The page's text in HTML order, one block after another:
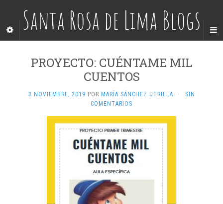
Santa Rosa de Lima Blogs
PROYECTO: CUÉNTAME MIL
CUENTOS
3 NOVIEMBRE, 2019 POR MARÍA SÁNCHEZ UTRILLA ·
SIN
COMENTARIOS